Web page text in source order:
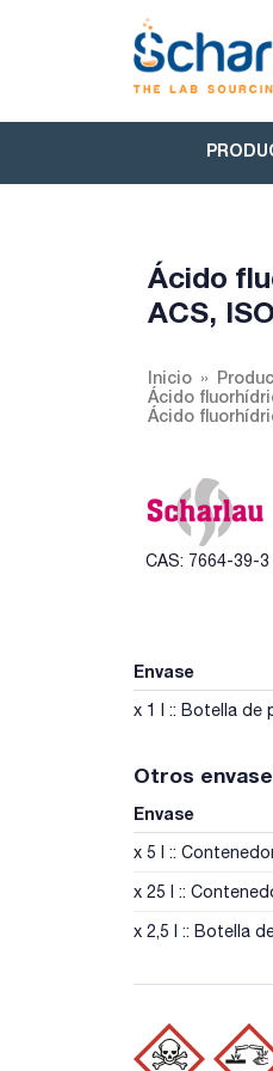
Ácido
ACS, ISO
Inicio
Ácido
Ácido
CAS: 7664-39-3
Envase
x 1 l :: Botella de
Otros
Envase
x 5 l ::
x 25 l ::
x 2,5 l :: Botella